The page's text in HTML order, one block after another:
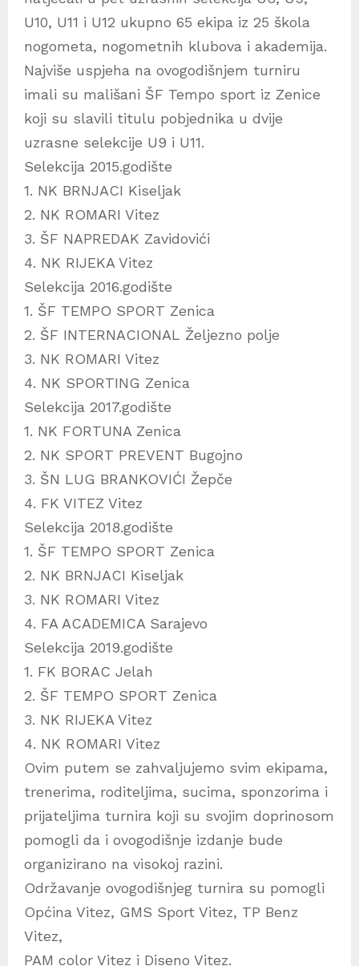
U10, U11 i U12 ukupno 65 ekipa iz 25 škola
nogometa, nogometnih klubova i akademija.
Najviše uspjeha na ovogodišnjem turniru
imali su mališani ŠF Tempo sport iz Zenice
koji su slavili titulu pobjednika u dvije
uzrasne selekcije U9 i U11.
Selekcija 2015.godište
1. NK BRNJACI Kiseljak
2. NK ROMARI Vitez
3. ŠF NAPREDAK Zavidovići
4. NK RIJEKA Vitez
Selekcija 2016.godište
1. ŠF TEMPO SPORT Zenica
2. ŠF INTERNACIONAL Željezno polje
3. NK ROMARI Vitez
4. NK SPORTING Zenica
Selekcija 2017.godište
1. NK FORTUNA Zenica
2. NK SPORT PREVENT Bugojno
3. ŠN LUG BRANKOVIĆI Žepče
4. FK VITEZ Vitez
Selekcija 2018.godište
1. ŠF TEMPO SPORT Zenica
2. NK BRNJACI Kiseljak
3. NK ROMARI Vitez
4. FA ACADEMICA Sarajevo
Selekcija 2019.godište
1. FK BORAC Jelah
2. ŠF TEMPO SPORT Zenica
3. NK RIJEKA Vitez
4. NK ROMARI Vitez
Ovim putem se zahvaljujemo svim ekipama,
trenerima, roditeljima, sucima, sponzorima i
prijateljima turnira koji su svojim doprinosom
pomogli da i ovogodišnje izdanje bude
organizirano na visokoj razini.
Održavanje ovogodišnjeg turnira su pomogli
Općina Vitez, GMS Sport Vitez, TP Benz
Vitez,
PAM color Vitez i Diseno Vitez.